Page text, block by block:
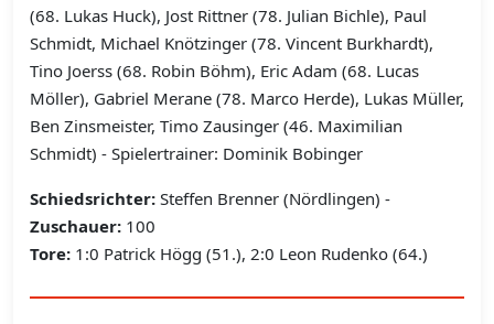
(68. Lukas Huck), Jost Rittner (78. Julian Bichle), Paul
Schmidt, Michael Knötzinger (78. Vincent Burkhardt),
Tino Joerss (68. Robin Böhm), Eric Adam (68. Lucas
Möller), Gabriel Merane (78. Marco Herde), Lukas Müller,
Ben Zinsmeister, Timo Zausinger (46. Maximilian
Schmidt) - Spielertrainer: Dominik Bobinger
Schiedsrichter: Steffen Brenner (Nördlingen) -
Zuschauer: 100
Tore: 1:0 Patrick Högg (51.), 2:0 Leon Rudenko (64.)